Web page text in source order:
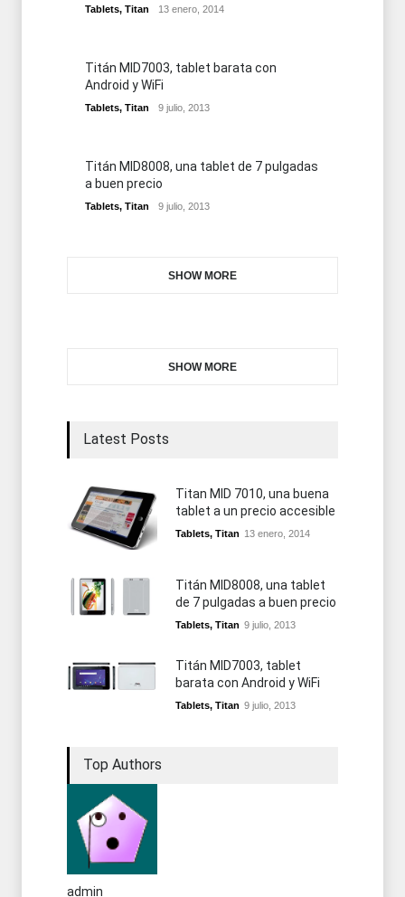
Tablets, Titan 13 enero, 2014
Titán MID7003, tablet barata con
Android y WiFi
Tablets, Titan 9 julio, 2013
Titán MID8008, una tablet de 7 pulgadas
a buen precio
Tablets, Titan 9 julio, 2013
SHOW MORE
SHOW MORE
Latest Posts
Titan MID 7010, una buena
tablet a un precio accesible
Tablets, Titan 13 enero, 2014
Titán MID8008, una tablet
de 7 pulgadas a buen precio
Tablets, Titan 9 julio, 2013
Titán MID7003, tablet
barata con Android y WiFi
Tablets, Titan 9 julio, 2013
Top Authors
admin